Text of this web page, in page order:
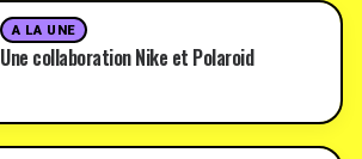
A LA UNE
Une collaboration Nike et Polaroid